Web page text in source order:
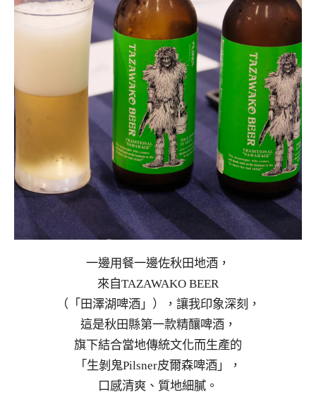
一邊用餐一邊佐秋田地酒，
來自TAZAWAKO BEER
（「田澤湖啤酒」），讓我印象深刻，
這是秋田縣第一款精釀啤酒，
旗下結合當地傳統文化而生產的
「生剝鬼Pilsner皮爾森啤酒」，
口感清爽、質地細膩。